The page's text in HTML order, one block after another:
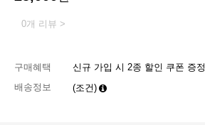
0개 리뷰 >
구매혜택
신규 가입 시 2종 할인 쿠폰 증정
배송정보
(조건)